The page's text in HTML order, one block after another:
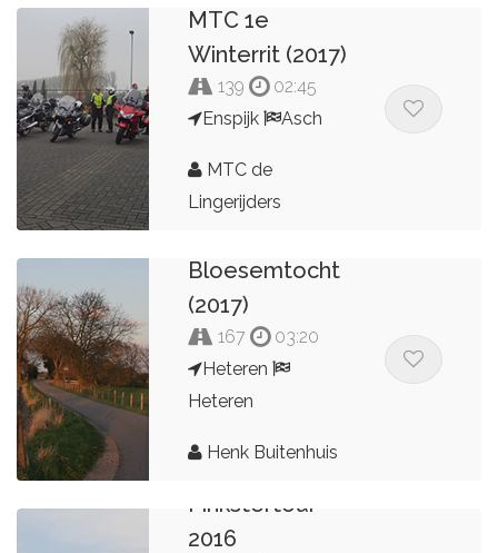
MTC 1e
Winterrit (2017)
139
02:45
Enspijk
Asch
MTC de
Lingerijders
Bloesemtocht
(2017)
167
03:20
Heteren
Heteren
Henk Buitenhuis
Pinkstertour
2016